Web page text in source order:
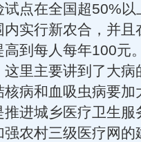
点在全国超50%以
实行新农合，并且
到每人每年100元
里主要讲到了大病
病和血吸虫病要加
进城乡医疗卫生服
农村三级医疗网的